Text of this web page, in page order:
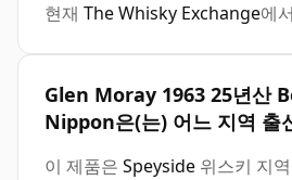
현재 The Whisky Exchange에
Glen Moray 1963 25년산
Nippon은(는) 어느 지역 출
이 제품은 Speyside 위스키 지